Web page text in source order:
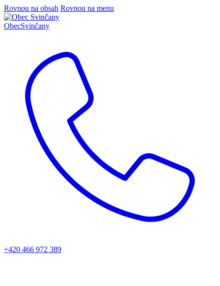
Rovnou na obsah Rovnou na menu
ObecSvinčany
+420 466 972 389